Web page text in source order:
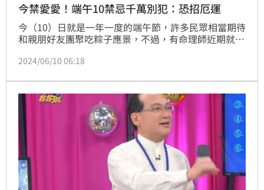
今禁愛愛！端午10禁忌千萬別犯：恐招厄運
今（10）日就是一年一度的端午節，許多民眾相當期待
和親朋好友團聚吃粽子應景，不過，有命理師近期就是
要注意別弄丟1物，否則「會被視作不好的兆頭」。
2024/06/10 06:18